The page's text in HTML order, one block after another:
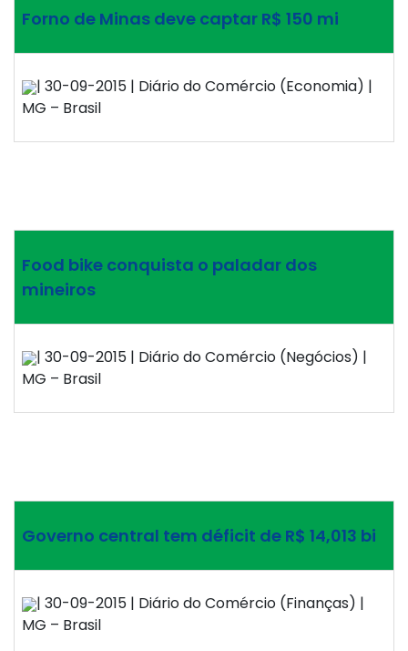
Forno de Minas deve captar R$ 150 mi
| 30-09-2015 | Diário do Comércio (Economia) |
MG – Brasil
Food bike conquista o paladar dos
mineiros
| 30-09-2015 | Diário do Comércio (Negócios) |
MG – Brasil
Governo central tem déficit de R$ 14,013 bi
| 30-09-2015 | Diário do Comércio (Finanças) |
MG – Brasil